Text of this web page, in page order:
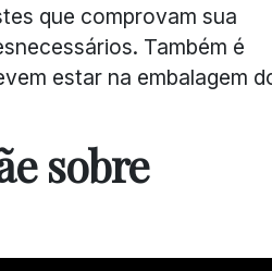
que comprovam sua
Também é
estar na embalagem
sobre